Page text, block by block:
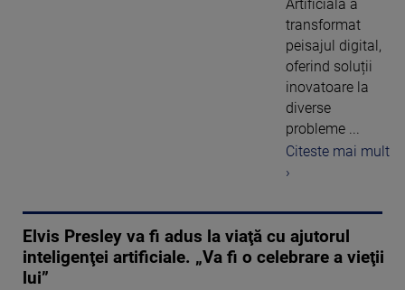
Artificială a
transformat
peisajul digital,
oferind soluții
inovatoare la
diverse
probleme ...
Citeste mai mult
›
Elvis Presley va fi adus la viaţă cu ajutorul
inteligenţei artificiale. „Va fi o celebrare a vieţii
lui”